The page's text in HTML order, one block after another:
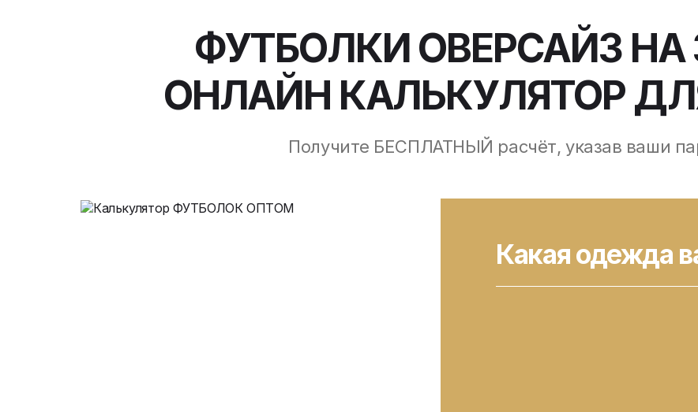
ФУТБОЛКИ ОВЕРСАЙЗ
ОНЛАЙН КАЛЬКУЛЯТОР
Получите БЕСПЛАТНЫЙ расчёт, указав ваши
Какая одежда